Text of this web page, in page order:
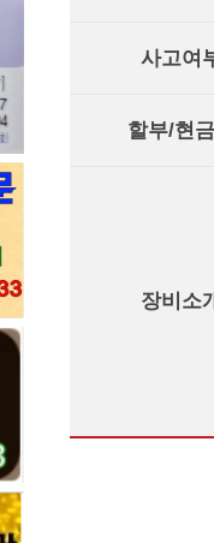
사고여
할부/현
장비소